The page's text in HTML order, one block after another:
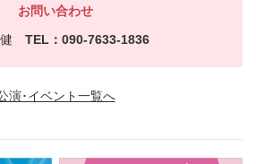
お問い合わせ
TEL：090-7633-1836
演･イベント一覧へ